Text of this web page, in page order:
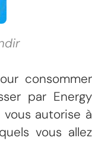
consommer
par Energy
autorise à
vous allez